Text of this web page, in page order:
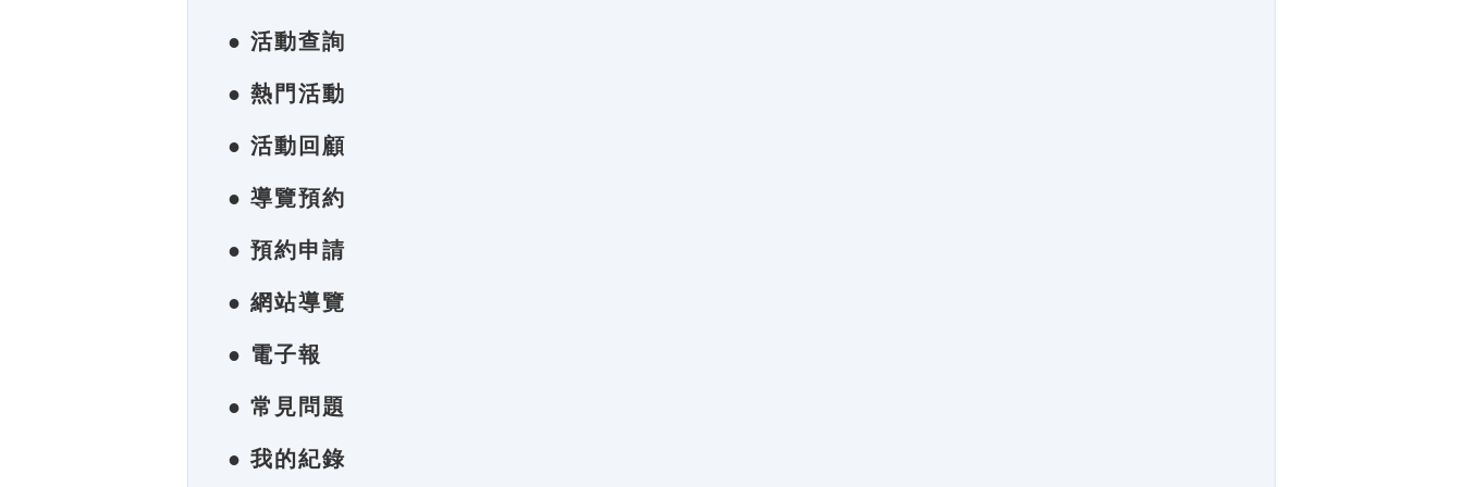
● 活動查詢
● 熱門活動
● 活動回顧
● 導覽預約
● 預約申請
● 網站導覽
● 電子報
● 常見問題
● 我的紀錄